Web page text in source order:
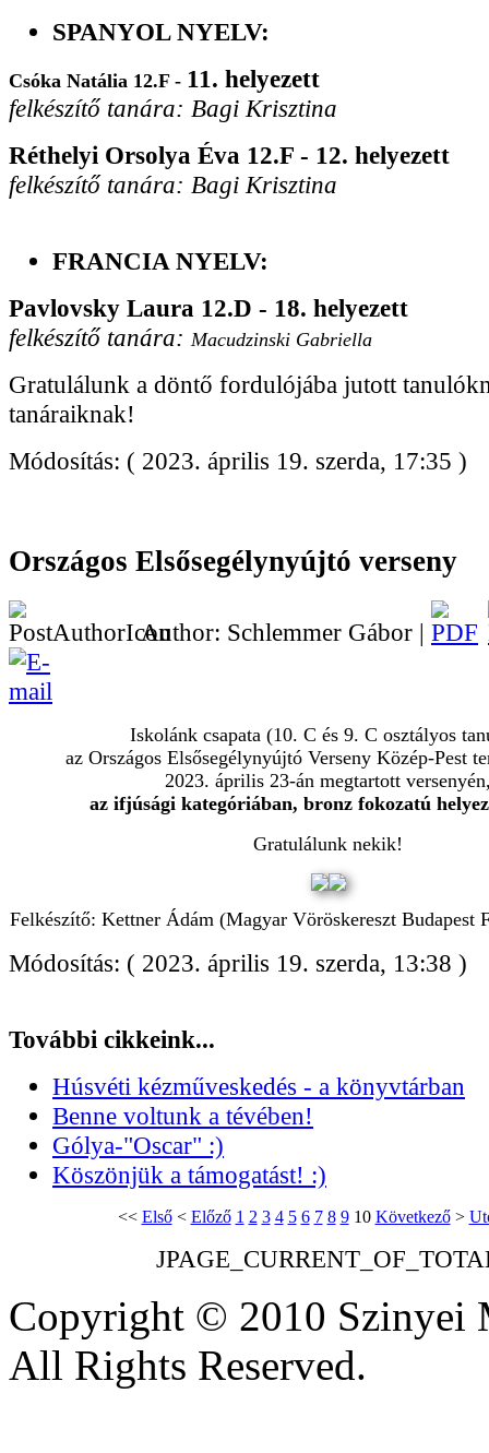
SPANYOL NYELV:
Csóka Natália 12.F - 11. helyezett
felkészítő tanára: Bagi Krisztina
Réthelyi Orsolya Éva 12.F - 12. helyezett
felkészítő tanára: Bagi Krisztina
FRANCIA NYELV:
Pavlovsky Laura 12.D - 18. helyezett
felkészítő tanára: Macudzinski Gabriella
Gratulálunk a döntő fordulójába jutott
tanáraiknak!
Módosítás: ( 2023. április 19. szerda, 17:35 )
Országos Elsősegélynyújtó verseny
Author: Schlemmer Gábor |
Iskolánk csapata (10. C és 9. C osztályos
az Országos Elsősegélynyújtó Verseny Közép-Pest
2023. április 23-án megtartott
az ifjúsági kategóriában, bronz fokozatú
Gratulálunk nekik!
Felkészítő: Kettner Ádám (Magyar Vöröskereszt Budapest
Módosítás: ( 2023. április 19. szerda, 13:38 )
További cikkeink...
Húsvéti kézműveskedés - a könyvtárban
Benne voltunk a tévében!
Gólya-"Oscar" :)
Köszönjük a támogatást! :)
<< Első< Előző 1 2 3 4 5 6 7 8 9 10 Következő>
Copyright © 2010 Szinyei
All Rights Reserved.